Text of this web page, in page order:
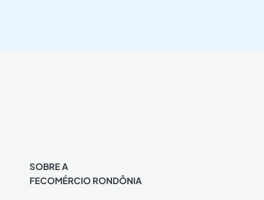
SOBRE A
FECOMÉRCIO RONDÔNIA